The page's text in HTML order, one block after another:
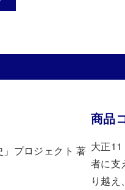
」プロジェクト 著
商品
大正
者に支
り越